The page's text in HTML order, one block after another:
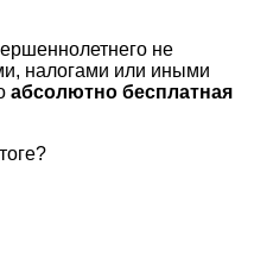
не
налогами или иными
абсолютно бесплатная